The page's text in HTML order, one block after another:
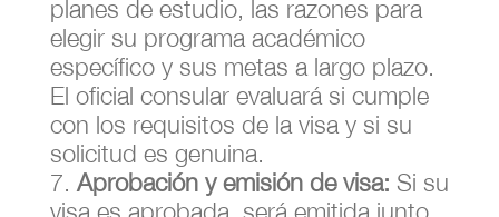
planes de estudio, las razones para
elegir su programa académico
específico y sus metas a largo plazo.
El oficial consular evaluará si cumple
con los requisitos de la visa y si su
solicitud es genuina.
Aprobación y emisión de visa: Si su